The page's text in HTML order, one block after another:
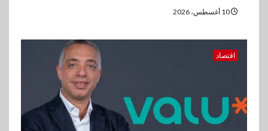
5 بنوك رياضة
وزير الشباب والرياضة يلتقي
بالرئيس التنفيذي والعضو المنتدب
لبنك saib لبحث تعزيز التعاون
اقتصاد